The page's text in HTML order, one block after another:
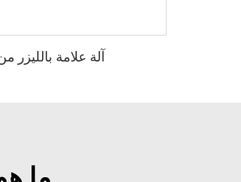
آلة علامة بالليزر